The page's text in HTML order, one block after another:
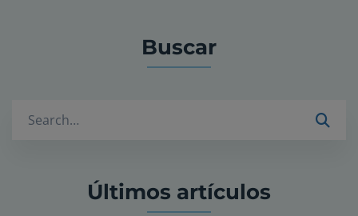
Buscar
Últimos artículos